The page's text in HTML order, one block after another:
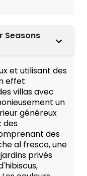
Seasons
et utilisant des
effet
villas avec
un
généreux
des
des
al fresco, une
privés